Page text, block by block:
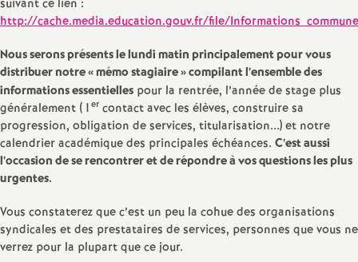
n
s
e
i
g
n
suivant ce lien :
http://cache.media.education.gouv.fr/file/
Nous serons présents le lundi matin principalement pour vous
distribuer notre «mémo stagiaire» compilant l’ensemble des
informations essentielles pour la rentrée, l’année de stage plus
généralement (1er contact avec les élèves, construire sa
progression, obligation de services, titularisation...) et notre
calendrier académique des principales échéances. C’est aussi
l’occasion de se rencontrer et de répondre à vos questions les plus
urgentes.
Vous constaterez que c’est un peu la cohue des organisations
syndicales et des prestataires de services, personnes que vous ne
verrez pour la plupart que ce jour.